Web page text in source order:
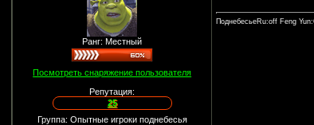
Ранг: Местный
Посмотреть снаряжение пользователя
Репутация:
25
Группа: Опытные игроки поднебесья
ПоднебесьеRu:off Feng